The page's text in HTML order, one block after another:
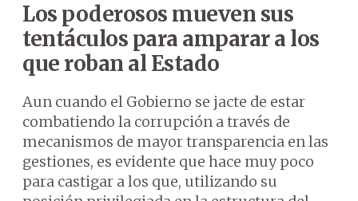
Los poderosos mueven sus
tentáculos para amparar a los
que roban al Estado
Aun cuando el Gobierno se jacte de estar
combatiendo la corrupción a través de
mecanismos de mayor transparencia en las
gestiones, es evidente que hace muy poco
para castigar a los que, utilizando su